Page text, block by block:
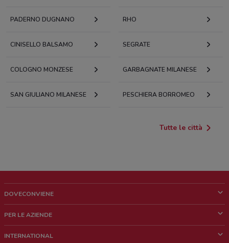
PADERNO DUGNANO RHO
CINISELLO BALSAMO SEGRATE
COLOGNO MONZESE GARBAGNATE MILANESE
SAN GIULIANO MILANESE PESCHIERA BORROMEO
Tutte le città
DOVECONVIENE
Chi siamo
PER LE AZIENDE
INTERNATIONAL